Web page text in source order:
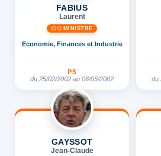
FABIUS
Laurent
MINISTRE
Economie, Finances et Industrie
PS
du 25/02/2002 au 06/05/2002
du
GAYSSOT
Jean-Claude